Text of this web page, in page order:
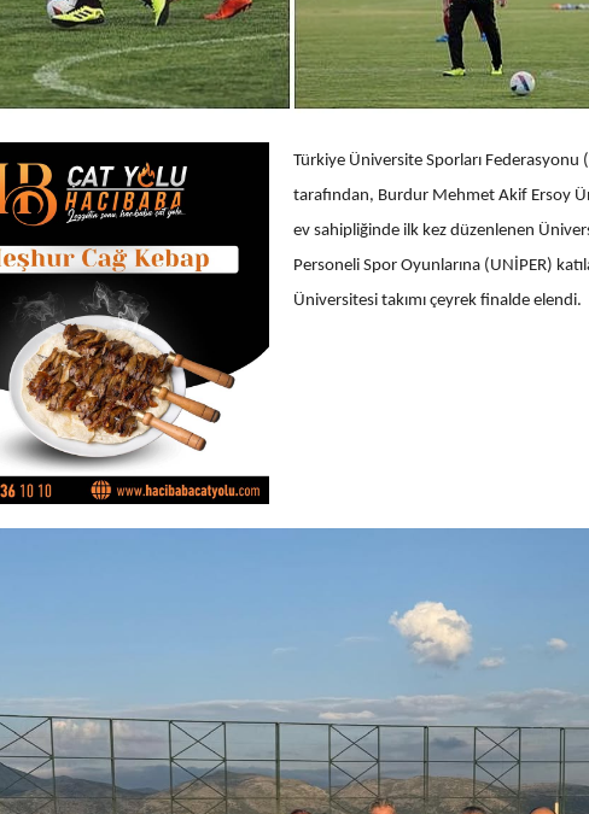
Türkiye Üniversite Sporları Federasyonu
tarafından, Burdur Mehmet Akif Ersoy
ev sahipliğinde ilk kez düzenlenen
Personeli Spor Oyunlarına (UNİPER)
Üniversitesi takımı çeyrek finalde elendi.